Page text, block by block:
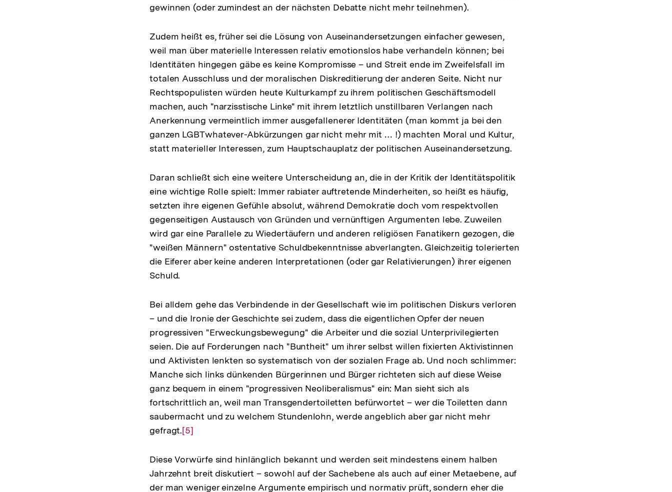
gewinnen (oder zumindest an der nächsten Debatte nicht mehr teilnehmen).
Zudem heißt es, früher sei die Lösung von Auseinandersetzungen einfacher gewesen,
weil man über materielle Interessen relativ emotionslos habe verhandeln können; bei
Identitäten hingegen gäbe es keine Kompromisse – und Streit ende im Zweifelsfall im
totalen Ausschluss und der moralischen Diskreditierung der anderen Seite. Nicht nur
Rechtspopulisten würden heute Kulturkampf zu ihrem politischen Geschäftsmodell
machen, auch "narzisstische Linke" mit ihrem letztlich unstillbaren Verlangen nach
Anerkennung vermeintlich immer ausgefallenerer Identitäten (man kommt ja bei den
ganzen LGBTwhatever-Abkürzungen gar nicht mehr mit … !) machten Moral und Kultur,
statt materieller Interessen, zum Hauptschauplatz der politischen Auseinandersetzung.
Daran schließt sich eine weitere Unterscheidung an, die in der Kritik der Identitätspolitik
eine wichtige Rolle spielt: Immer rabiater auftretende Minderheiten, so heißt es häufig,
setzten ihre eigenen Gefühle absolut, während Demokratie doch vom respektvollen
gegenseitigen Austausch von Gründen und vernünftigen Argumenten lebe. Zuweilen
wird gar eine Parallele zu Wiedertäufern und anderen religiösen Fanatikern gezogen, die
"weißen Männern" ostentative Schuldbekenntnisse abverlangten. Gleichzeitig tolerierten
die Eiferer aber keine anderen Interpretationen (oder gar Relativierungen) ihrer eigenen
Schuld.
Bei alldem gehe das Verbindende in der Gesellschaft wie im politischen Diskurs verloren
– und die Ironie der Geschichte sei zudem, dass die eigentlichen Opfer der neuen
progressiven "Erweckungsbewegung" die Arbeiter und die sozial Unterprivilegierten
seien. Die auf Forderungen nach "Buntheit" um ihrer selbst willen fixierten Aktivistinnen
und Aktivisten lenkten so systematisch von der sozialen Frage ab. Und noch schlimmer:
Manche sich links dünkenden Bürgerinnen und Bürger richteten sich auf diese Weise
ganz bequem in einem "progressiven Neoliberalismus" ein: Man sieht sich als
fortschrittlich an, weil man Transgendertoiletten befürwortet – wer die Toiletten dann
saubermacht und zu welchem Stundenlohn, werde angeblich aber gar nicht mehr
gefragt.Zur
der
Fußnote
[5]
Diese Vorwürfe sind hinlänglich bekannt und werden seit mindestens einem halben
Jahrzehnt breit diskutiert – sowohl auf der Sachebene als auch auf einer Metaebene, auf
der man weniger einzelne Argumente empirisch und normativ prüft, sondern eher die